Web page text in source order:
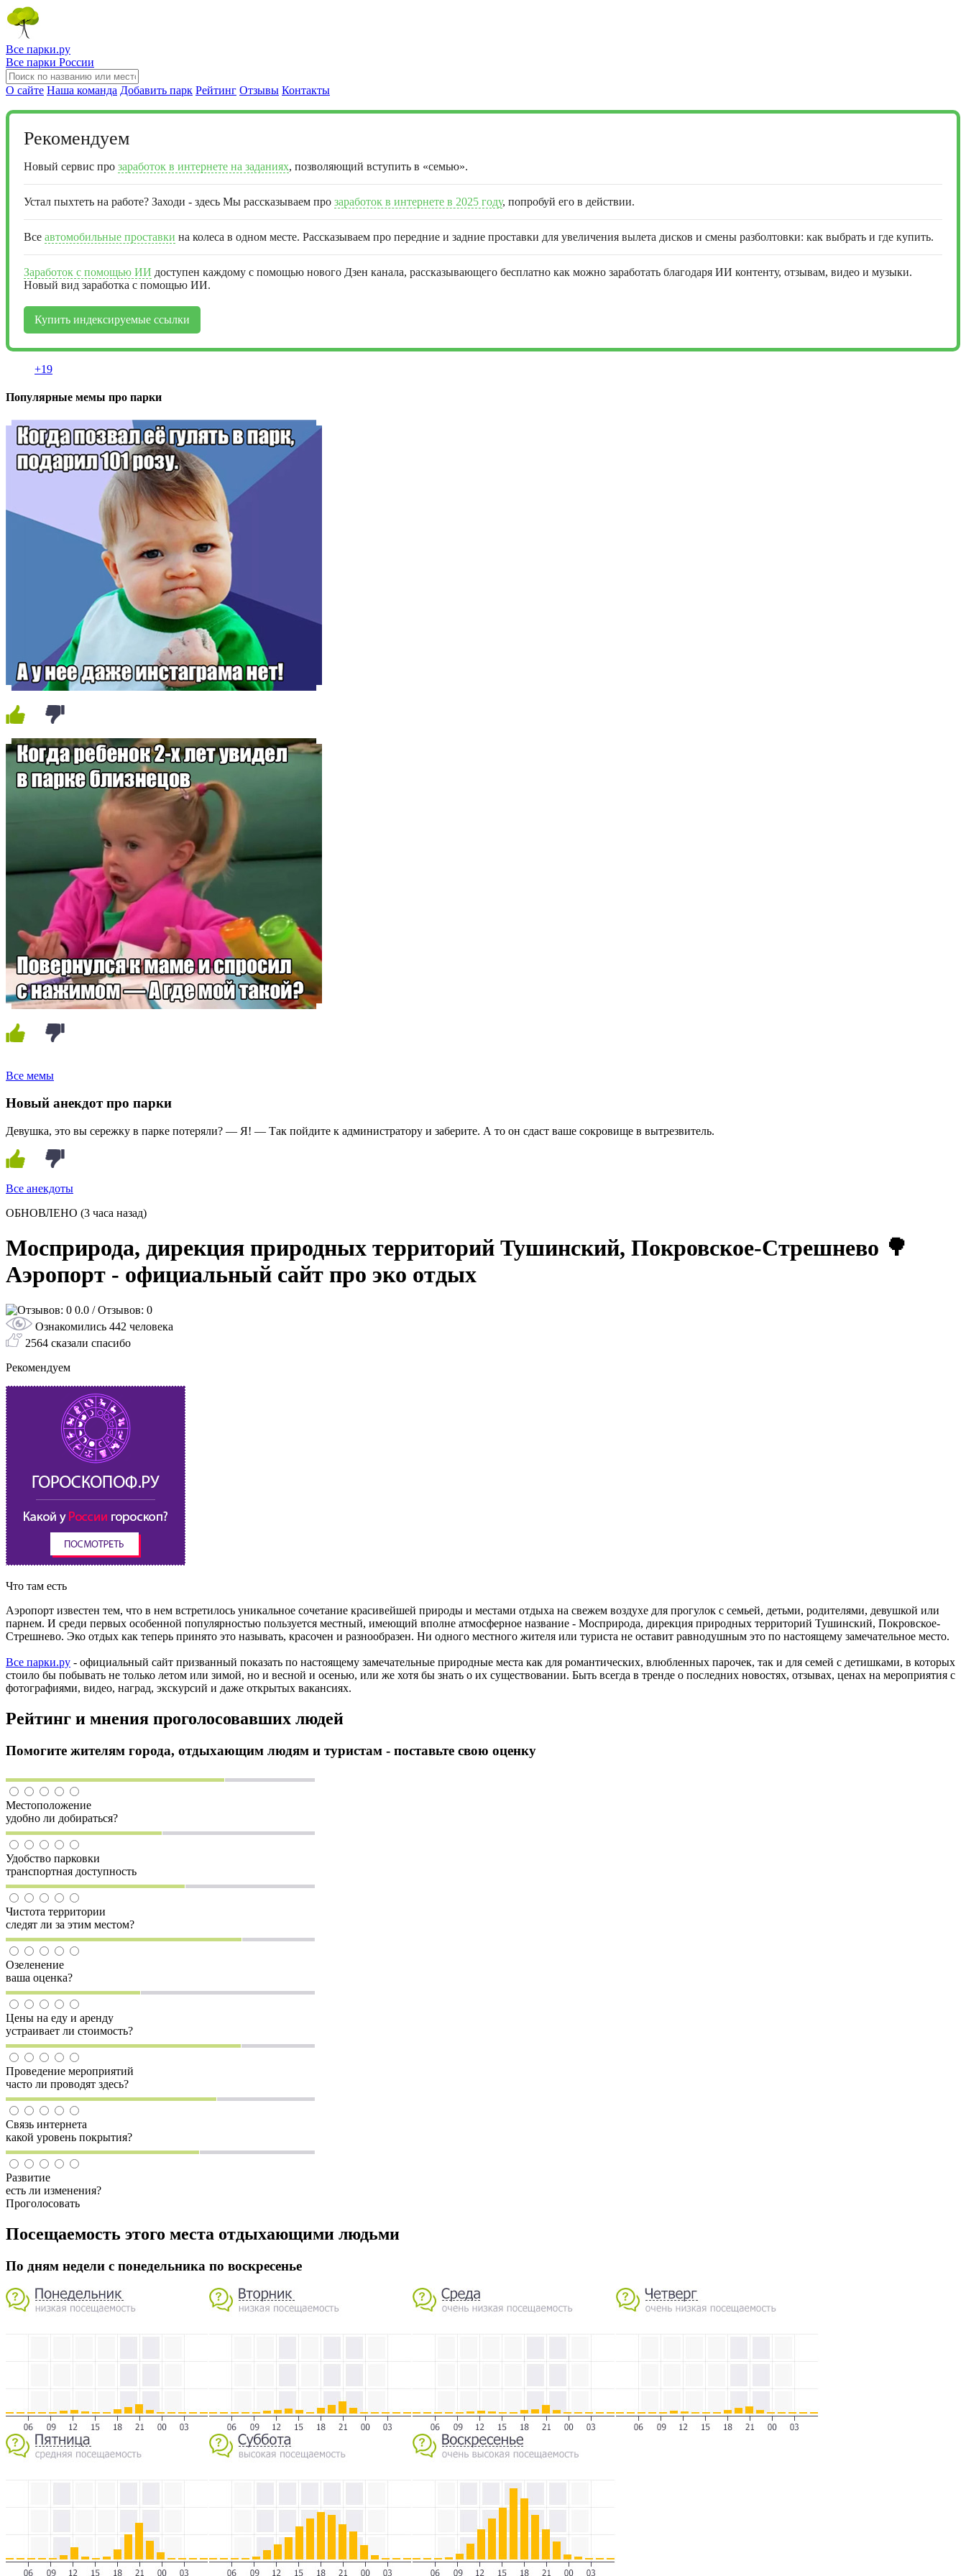
Все парки.ру
Все парки России
О сайте Наша команда Добавить парк Рейтинг Отзывы Контакты
Рекомендуем
Новый сервис про заработок в интернете на заданиях, позволяющий вступить в «семью».
Устал пыхтеть на работе? Заходи - здесь Мы рассказываем про заработок в интернете в 2025 году, попробуй его в действии.
Все автомобильные проставки на колеса в одном месте. Рассказываем про передние и задние проставки для увеличения вылета дисков и смены разболтовки: как выбрать и где купить.
Заработок с помощью ИИ доступен каждому с помощью нового Дзен канала, рассказывающего бесплатно как можно заработать благодаря ИИ контенту, отзывам, видео и музыки.
Новый вид заработка с помощью ИИ.
Купить индексируемые ссылки
+19
Популярные мемы про парки
Все мемы
Новый анекдот про парки
Девушка, это вы сережку в парке потеряли? — Я! — Так пойдите к администратору и заберите. А то он сдаст ваше сокровище в вытрезвитель.
Все анекдоты
ОБНОВЛЕНО (3 часа назад)
Мосприрода, дирекция природных территорий Тушинский, Покровское-Стрешнево 🌳
Аэропорт - официальный сайт про эко отдых
0.0 / Отзывов: 0
Ознакомились 442 человека
2564 сказали спасибо
Рекомендуем
Что там есть
Аэропорт известен тем, что в нем встретилось уникальное сочетание красивейшей природы и местами отдыха на свежем воздухе для прогулок с семьей, детьми, родителями, девушкой или
парнем. И среди первых особенной популярностью пользуется местный, имеющий вполне атмосферное название - Мосприрода, дирекция природных территорий Тушинский, Покровское-
Стрешнево. Эко отдых как теперь принято это называть, красочен и разнообразен. Ни одного местного жителя или туриста не оставит равнодушным это по настоящему замечательное место.
Все парки.ру - официальный сайт призванный показать по настоящему замечательные природные места как для романтических, влюбленных парочек, так и для семей с детишками, в которых
стоило бы побывать не только летом или зимой, но и весной и осенью, или же хотя бы знать о их существовании. Быть всегда в тренде о последних новостях, отзывах, ценах на мероприятия с
фотографиями, видео, наград, экскурсий и даже открытых вакансиях.
Рейтинг и мнения проголосовавших людей
Помогите жителям города, отдыхающим людям и туристам - поставьте свою оценку
Местоположение
удобно ли добираться?
Удобство парковки
транспортная доступность
Чистота территории
следят ли за этим местом?
Озеленение
ваша оценка?
Цены на еду и аренду
устраивает ли стоимость?
Проведение мероприятий
часто ли проводят здесь?
Связь интернета
какой уровень покрытия?
Развитие
есть ли изменения?
Проголосовать
Посещаемость этого места отдыхающими людьми
По дням недели с понедельника по воскресенье